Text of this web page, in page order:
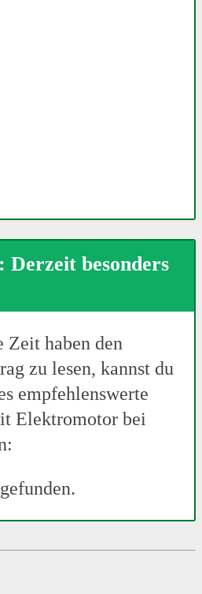
besonders
Zeit haben den
zu lesen, kannst du
empfehlenswerte
Elektromotor bei